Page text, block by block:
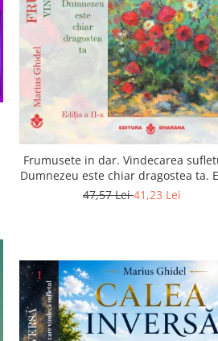
Frumusete in dar. Vindecarea
Dumnezeu este chiar dragostea ta.
a 2-a
47,57 Lei41,23 Lei